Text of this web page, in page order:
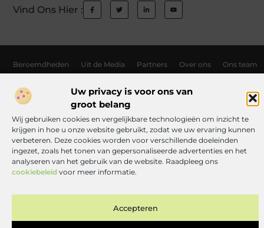
Uw privacy is voor ons van
groot belang
Wij gebruiken cookies en vergelijkbare technologieën om inzicht te
krijgen in hoe u onze website gebruikt, zodat we uw ervaring kunnen
verbeteren. Deze cookies worden voor verschillende doeleinden
ingezet, zoals het tonen van gepersonaliseerde advertenties en het
analyseren van het gebruik van de website. Raadpleeg ons
cookiebeleid voor meer informatie.
Accepteren
Vind Ons Hier :
Beroemdheden Uit de Media Partners Over ons Ons team
Links kopen Nederland: wat jij moet weten voordat je de knoop doorhakt
Manieren om geld te verdienen met jouw website: zo haal je er alles uit
All Rights Reserved © 2025
www.toneelgroephelvetia.nl.